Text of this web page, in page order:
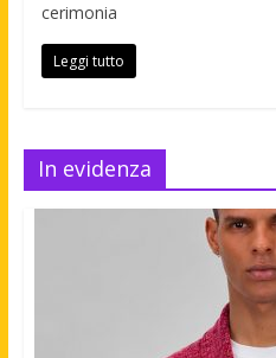
cerimonia
Leggi tutto
In evidenza